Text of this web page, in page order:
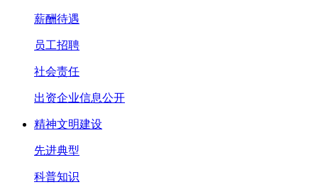
薪酬待遇
员工招聘
社会责任
出资企业信息公开
精神文明建设
先进典型
科普知识